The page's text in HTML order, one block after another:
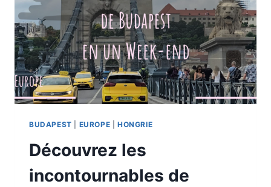
BUDAPEST EUROPE HONGRIE
Découvrez les
incontournables de